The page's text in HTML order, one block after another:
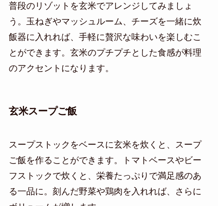
普段のリゾットを玄米でアレンジしてみましょ
う。玉ねぎやマッシュルーム、チーズを一緒に炊
飯器に入れれば、手軽に贅沢な味わいを楽しむこ
とができます。玄米のプチプチとした食感が料理
のアクセントになります。
玄米スープご飯
スープストックをベースに玄米を炊くと、スープ
ご飯を作ることができます。トマトベースやビー
フストックで炊くと、栄養たっぷりで満足感のあ
る一品に。刻んだ野菜や鶏肉を入れれば、さらに